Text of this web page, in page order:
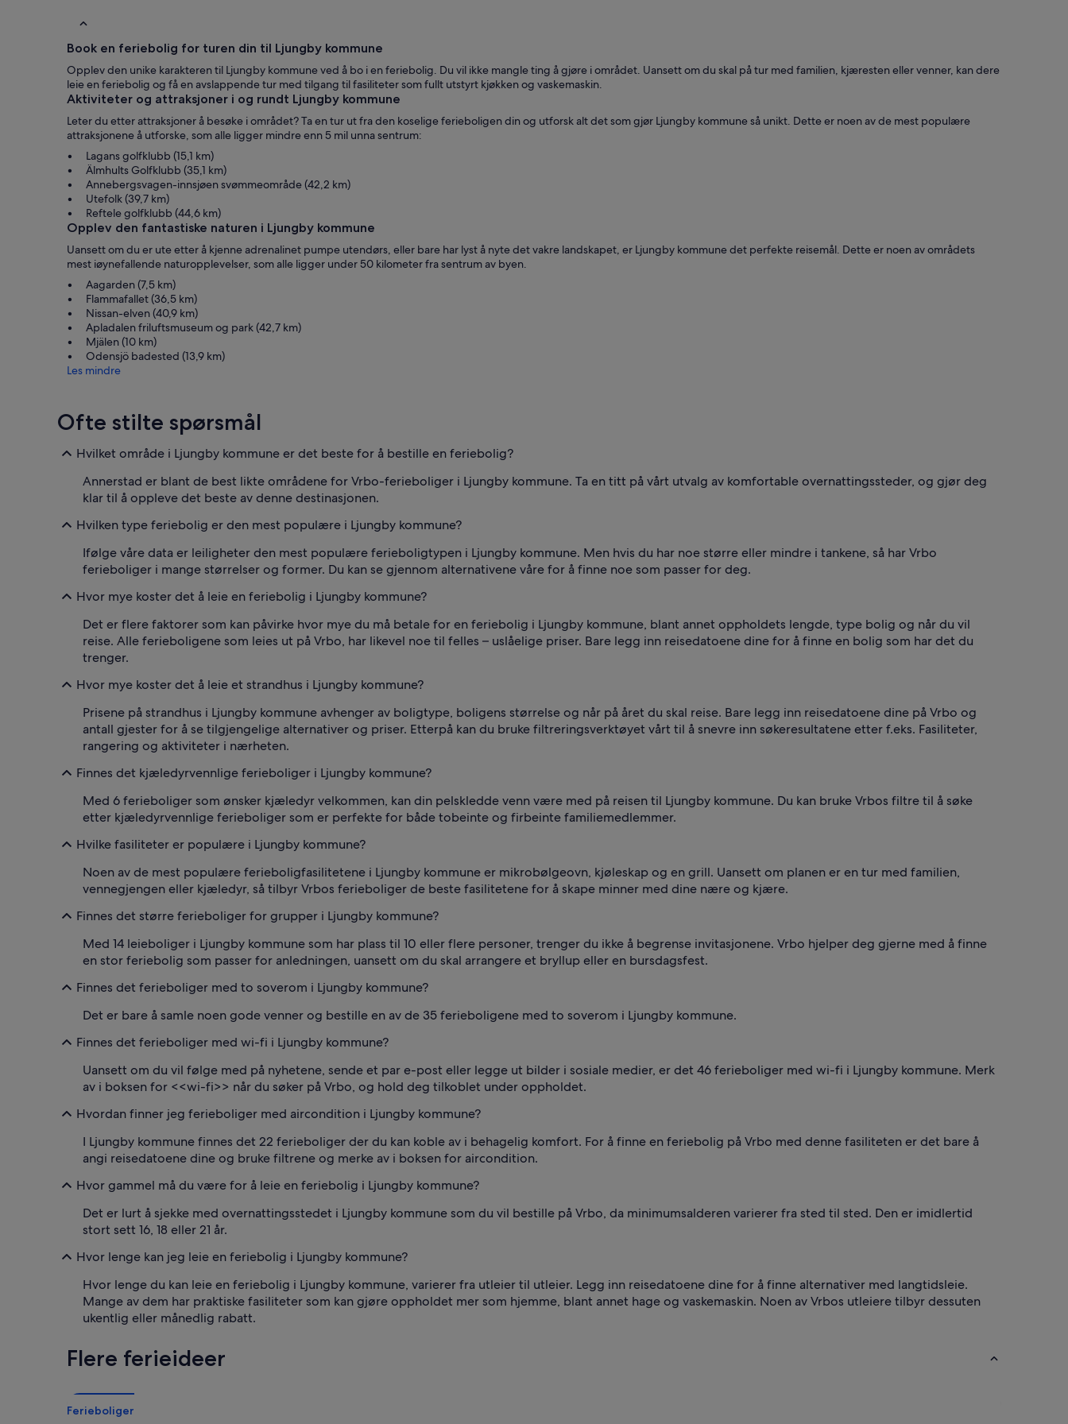
Book en feriebolig for turen din til Ljungby kommune
Opplev den unike karakteren til Ljungby kommune ved å bo i en feriebolig. Du vil ikke mangle ting å gjøre i området. Uansett om du skal på tur med familien, kjæresten eller venner, kan dere
leie en feriebolig og få en avslappende tur med tilgang til fasiliteter som fullt utstyrt kjøkken og vaskemaskin.
Aktiviteter og attraksjoner i og rundt Ljungby kommune
Leter du etter attraksjoner å besøke i området? Ta en tur ut fra den koselige ferieboligen din og utforsk alt det som gjør Ljungby kommune så unikt. Dette er noen av de mest populære
attraksjonene å utforske, som alle ligger mindre enn 5 mil unna sentrum:
Lagans golfklubb (15,1 km)
Älmhults Golfklubb (35,1 km)
Annebergsvagen-innsjøen svømmeområde (42,2 km)
Utefolk (39,7 km)
Reftele golfklubb (44,6 km)
Opplev den fantastiske naturen i Ljungby kommune
Uansett om du er ute etter å kjenne adrenalinet pumpe utendørs, eller bare har lyst å nyte det vakre landskapet, er Ljungby kommune det perfekte reisemål. Dette er noen av områdets
mest iøynefallende naturopplevelser, som alle ligger under 50 kilometer fra sentrum av byen.
Aagarden (7,5 km)
Flammafallet (36,5 km)
Nissan-elven (40,9 km)
Apladalen friluftsmuseum og park (42,7 km)
Mjälen (10 km)
Odensjö badested (13,9 km)
Les mindre
Ofte stilte spørsmål
Hvilket område i Ljungby kommune er det beste for å bestille en feriebolig?
Annerstad er blant de best likte områdene for Vrbo-ferieboliger i Ljungby kommune. Ta en titt på vårt utvalg av komfortable overnattingssteder, og gjør deg
klar til å oppleve det beste av denne destinasjonen.
Hvilken type feriebolig er den mest populære i Ljungby kommune?
Ifølge våre data er leiligheter den mest populære ferieboligtypen i Ljungby kommune. Men hvis du har noe større eller mindre i tankene, så har Vrbo
ferieboliger i mange størrelser og former. Du kan se gjennom alternativene våre for å finne noe som passer for deg.
Hvor mye koster det å leie en feriebolig i Ljungby kommune?
Det er flere faktorer som kan påvirke hvor mye du må betale for en feriebolig i Ljungby kommune, blant annet oppholdets lengde, type bolig og når du vil
reise. Alle ferieboligene som leies ut på Vrbo, har likevel noe til felles – uslåelige priser. Bare legg inn reisedatoene dine for å finne en bolig som har det du
trenger.
Hvor mye koster det å leie et strandhus i Ljungby kommune?
Prisene på strandhus i Ljungby kommune avhenger av boligtype, boligens størrelse og når på året du skal reise. Bare legg inn reisedatoene dine på Vrbo og
antall gjester for å se tilgjengelige alternativer og priser. Etterpå kan du bruke filtreringsverktøyet vårt til å snevre inn søkeresultatene etter f.eks. Fasiliteter,
rangering og aktiviteter i nærheten.
Finnes det kjæledyrvennlige ferieboliger i Ljungby kommune?
Med 6 ferieboliger som ønsker kjæledyr velkommen, kan din pelskledde venn være med på reisen til Ljungby kommune. Du kan bruke Vrbos filtre til å søke
etter kjæledyrvennlige ferieboliger som er perfekte for både tobeinte og firbeinte familiemedlemmer.
Hvilke fasiliteter er populære i Ljungby kommune?
Noen av de mest populære ferieboligfasilitetene i Ljungby kommune er mikrobølgeovn, kjøleskap og en grill. Uansett om planen er en tur med familien,
vennegjengen eller kjæledyr, så tilbyr Vrbos ferieboliger de beste fasilitetene for å skape minner med dine nære og kjære.
Finnes det større ferieboliger for grupper i Ljungby kommune?
Med 14 leieboliger i Ljungby kommune som har plass til 10 eller flere personer, trenger du ikke å begrense invitasjonene. Vrbo hjelper deg gjerne med å finne
en stor feriebolig som passer for anledningen, uansett om du skal arrangere et bryllup eller en bursdagsfest.
Finnes det ferieboliger med to soverom i Ljungby kommune?
Det er bare å samle noen gode venner og bestille en av de 35 ferieboligene med to soverom i Ljungby kommune.
Finnes det ferieboliger med wi-fi i Ljungby kommune?
Uansett om du vil følge med på nyhetene, sende et par e-post eller legge ut bilder i sosiale medier, er det 46 ferieboliger med wi-fi i Ljungby kommune. Merk
av i boksen for <<wi-fi>> når du søker på Vrbo, og hold deg tilkoblet under oppholdet.
Hvordan finner jeg ferieboliger med aircondition i Ljungby kommune?
I Ljungby kommune finnes det 22 ferieboliger der du kan koble av i behagelig komfort. For å finne en feriebolig på Vrbo med denne fasiliteten er det bare å
angi reisedatoene dine og bruke filtrene og merke av i boksen for aircondition.
Hvor gammel må du være for å leie en feriebolig i Ljungby kommune?
Det er lurt å sjekke med overnattingsstedet i Ljungby kommune som du vil bestille på Vrbo, da minimumsalderen varierer fra sted til sted. Den er imidlertid
stort sett 16, 18 eller 21 år.
Hvor lenge kan jeg leie en feriebolig i Ljungby kommune?
Hvor lenge du kan leie en feriebolig i Ljungby kommune, varierer fra utleier til utleier. Legg inn reisedatoene dine for å finne alternativer med langtidsleie.
Mange av dem har praktiske fasiliteter som kan gjøre oppholdet mer som hjemme, blant annet hage og vaskemaskin. Noen av Vrbos utleiere tilbyr dessuten
ukentlig eller månedlig rabatt.
Flere ferieideer
Ferieboliger